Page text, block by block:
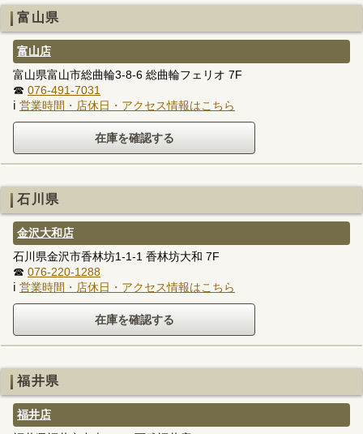
富山県
富山店
富山県富山市総曲輪3-8-6 総曲輪フェリオ 7F
☎ 076-491-7031
ℹ 営業時間・店休日・アクセス情報はこちら
石川県
金沢大和店
石川県金沢市香林坊1-1-1 香林坊大和 7F
☎ 076-220-1288
ℹ 営業時間・店休日・アクセス情報はこちら
福井県
福井店